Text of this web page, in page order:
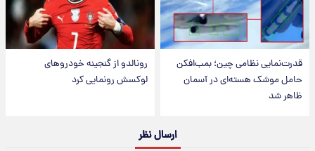
قدرت‌نمایی نظامی چین؛ بمب‌افکن
حامل موشک هسته‌ای در آسمان
ظاهر شد
رونالدو از گنجینه خودروهای
لوکسش رونمایی کرد
ارسال نظر